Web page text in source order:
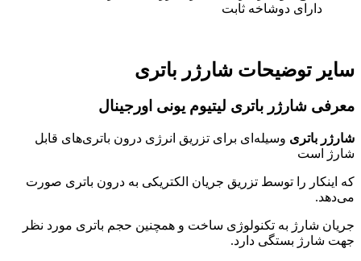
دارای دوشاخه ثابت
سایر توضیحات شارژر باتری
معرفی شارژر باتری لیتیوم یونی اورجینال
شارژر باتری وسیله‌ای برای تزریق انرژی درون باتری‌های قابل
شارژ است
که اینکار را توسط تزریق جریان الکتریکی به درون باتری صورت
می‌دهد.
جریان شارژ به تکنولوژی ساخت و همچنین حجم باتری مورد نظر
جهت شارژ بستگی دارد.